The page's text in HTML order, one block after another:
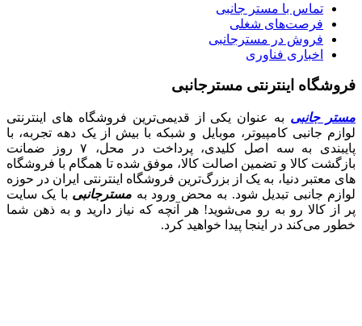
تماس با مستر جانبی
فرصت‌های شغلی
فروش در مسترجانبی
اخباری فناوری
فروشگاه اینترنتی مسترجانبی
مستر جانبی به عنوان یکی از قدیمی‌ترین فروشگاه های اینترنتی
لوازم جانبی کامپیوتر، موبایل و شبکه با بیش از یک دهه تجربه، با
پایبندی به سه اصل کلیدی، پرداخت در محل، ۷ روز ضمانت
بازگشت کالا و تضمین اصالت کالا، موفق شده تا همگام با فروشگاه‌
های معتبر دنیا، به یک از بزرگ‌ترین فروشگاه اینترنتی ایران در حوزه
لوازم جانبی تبدیل شود. به محض ورود به مسترجانبی با یک سایت
پر از کالا رو به رو می‌شوید! هر آنچه که نیاز دارید و به ذهن شما
خطور می‌کند در اینجا پیدا خواهید کرد.